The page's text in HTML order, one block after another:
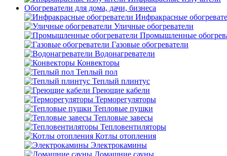
Обогреватели для дома, дачи, бизнеса
Инфракрасные
Уличные обогреватели
Промышленные
Газовые обогреватели
Водонагреватели
Конвекторы
Теплый пол
Теплый плинтус
Греющие кабели
Терморегуляторы
Тепловые пушки
Тепловые завесы
Тепловентиляторы
Котлы отопления
Электрокамины
Домашние сауны